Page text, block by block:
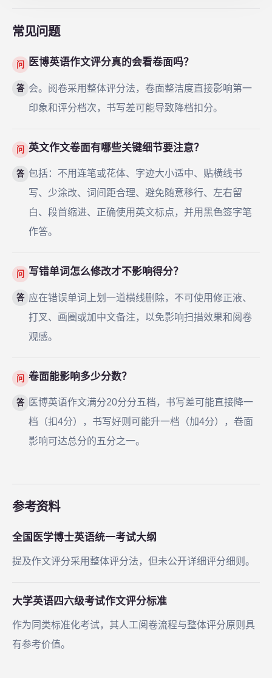
常见问题
问 医博英语作文评分真的会看卷面吗？
答 会。阅卷采用整体评分法，卷面整洁度直接影响第一
印象和评分档次，书写差可能导致降档扣分。
问 英文作文卷面有哪些关键细节要注意？
答 包括：不用连笔或花体、字迹大小适中、贴横线书
写、少涂改、词间距合理、避免随意移行、左右留
白、段首缩进、正确使用英文标点，并用黑色签字笔
作答。
问 写错单词怎么修改才不影响得分？
答 应在错误单词上划一道横线删除，不可使用修正液、
打叉、画圈或加中文备注，以免影响扫描效果和阅卷
观感。
问 卷面能影响多少分数？
答
医博英语作文满分20分分五档，书写差可能直接降一
档（扣4分），书写好则可能升一档（加4分），卷面
影响可达总分的五分之一。
参考资料
全国医学博士英语统一考试大纲
提及作文评分采用整体评分法，但未公开详细评分细则。
大学英语四六级考试作文评分标准
作为同类标准化考试，其人工阅卷流程与整体评分原则具
有参考价值。